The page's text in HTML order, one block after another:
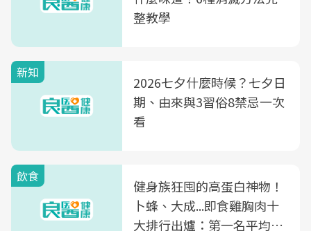
整教學
新知
2026七夕什麼時候？七夕日
期、由來與3習俗8禁忌一次
看
飲食
健身族狂囤的高蛋白神物！
卜蜂、大成...即食雞胸肉十
大排行出爐：第一名平均一